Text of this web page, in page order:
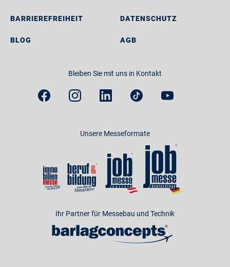
BARRIEREFREIHEIT
BLOG
DATENSCHUTZ
AGB
Bleiben Sie mit uns in Kontakt
Unsere Messeformate
Ihr Partner für Messebau und Technik